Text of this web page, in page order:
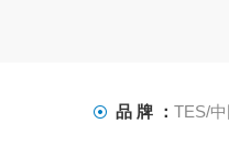
品 牌 ： TES/